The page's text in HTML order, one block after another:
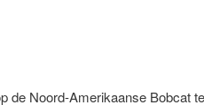
de Noord-Amerikaanse Bobcat